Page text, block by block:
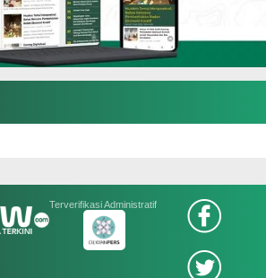
Terverifikasi Administratif